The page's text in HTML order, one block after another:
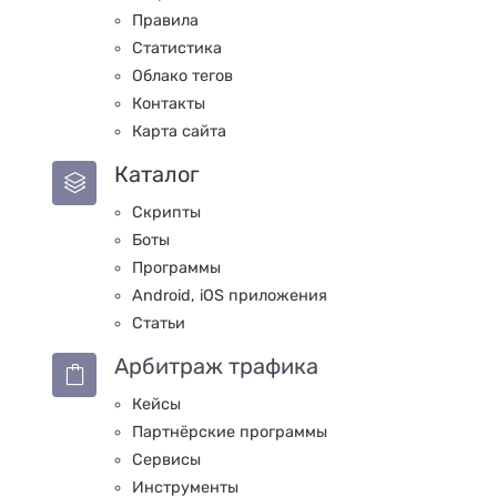
Правила
Статистика
Облако тегов
Контакты
Карта сайта
Каталог
Скрипты
Боты
Программы
Android, iOS приложения
Статьи
Арбитраж трафика
Кейсы
Партнёрские программы
Сервисы
Инструменты